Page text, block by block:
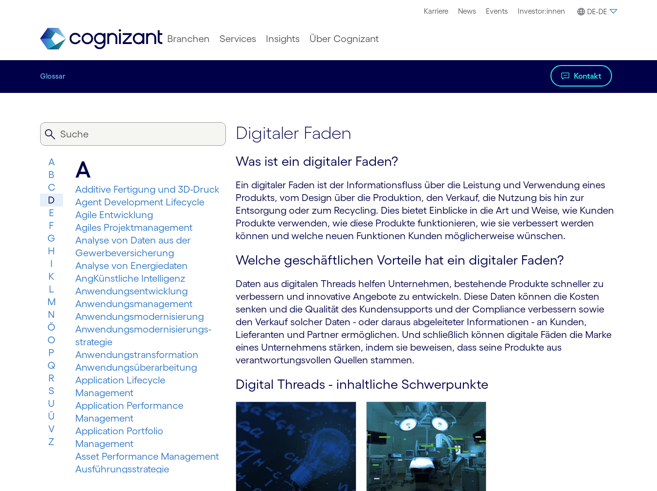
Karriere News Events Investor:innen DE-DE
Branchen Services Insights Über Cognizant
Glossar Kontakt
A
B
C
D
E
F
G
H
I
K
L
M
N
Ö
O
P
Q
R
S
U
Ü
V
Z
A
Additive Fertigung und 3D-Druck
Agent Development Lifecycle
Agile Entwicklung
Agiles Projektmanagement
Analyse von Daten aus der
Gewerbeversicherung
Analyse von Energiedaten
AngKünstliche Intelligenz
Anwendungsentwicklung
Anwendungsmanagement
Anwendungsmodernisierung
Anwendungsmodernisierungs­
strategie
Anwendungs­trans­for­mation
Anwendungsüberarbeitung
Application Lifecycle
Management
Application Performance
Management
Application Portfolio
Management
Asset Performance Management
Ausführungsstrategie
Digitaler Faden
Was ist ein digitaler Faden?
Ein digitaler Faden ist der Informationsfluss über die Leistung und Verwendung eines
Produkts, vom Design über die Produktion, den Verkauf, die Nutzung bis hin zur
Entsorgung oder zum Recycling. Dies bietet Einblicke in die Art und Weise, wie Kunden
Produkte verwenden, wie diese Produkte funktionieren, wie sie verbessert werden
können und welche neuen Funktionen Kunden möglicherweise wünschen.
Welche geschäftlichen Vorteile hat ein digitaler Faden?
Daten aus digitalen Threads helfen Unternehmen, bestehende Produkte schneller zu
verbessern und innovative Angebote zu entwickeln. Diese Daten können die Kosten
senken und die Qualität des Kundensupports und der Compliance verbessern sowie
den Verkauf solcher Daten - oder daraus abgeleiteter Informationen - an Kunden,
Lieferanten und Partner ermöglichen. Und schließlich können digitale Fäden die Marke
eines Unternehmens stärken, indem sie beweisen, dass seine Produkte aus
verantwortungsvollen Quellen stammen.
Digital Threads - inhaltliche Schwerpunkte